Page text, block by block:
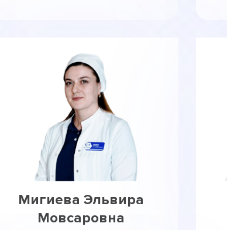
Мигиева Эльвира
Мовсаровна